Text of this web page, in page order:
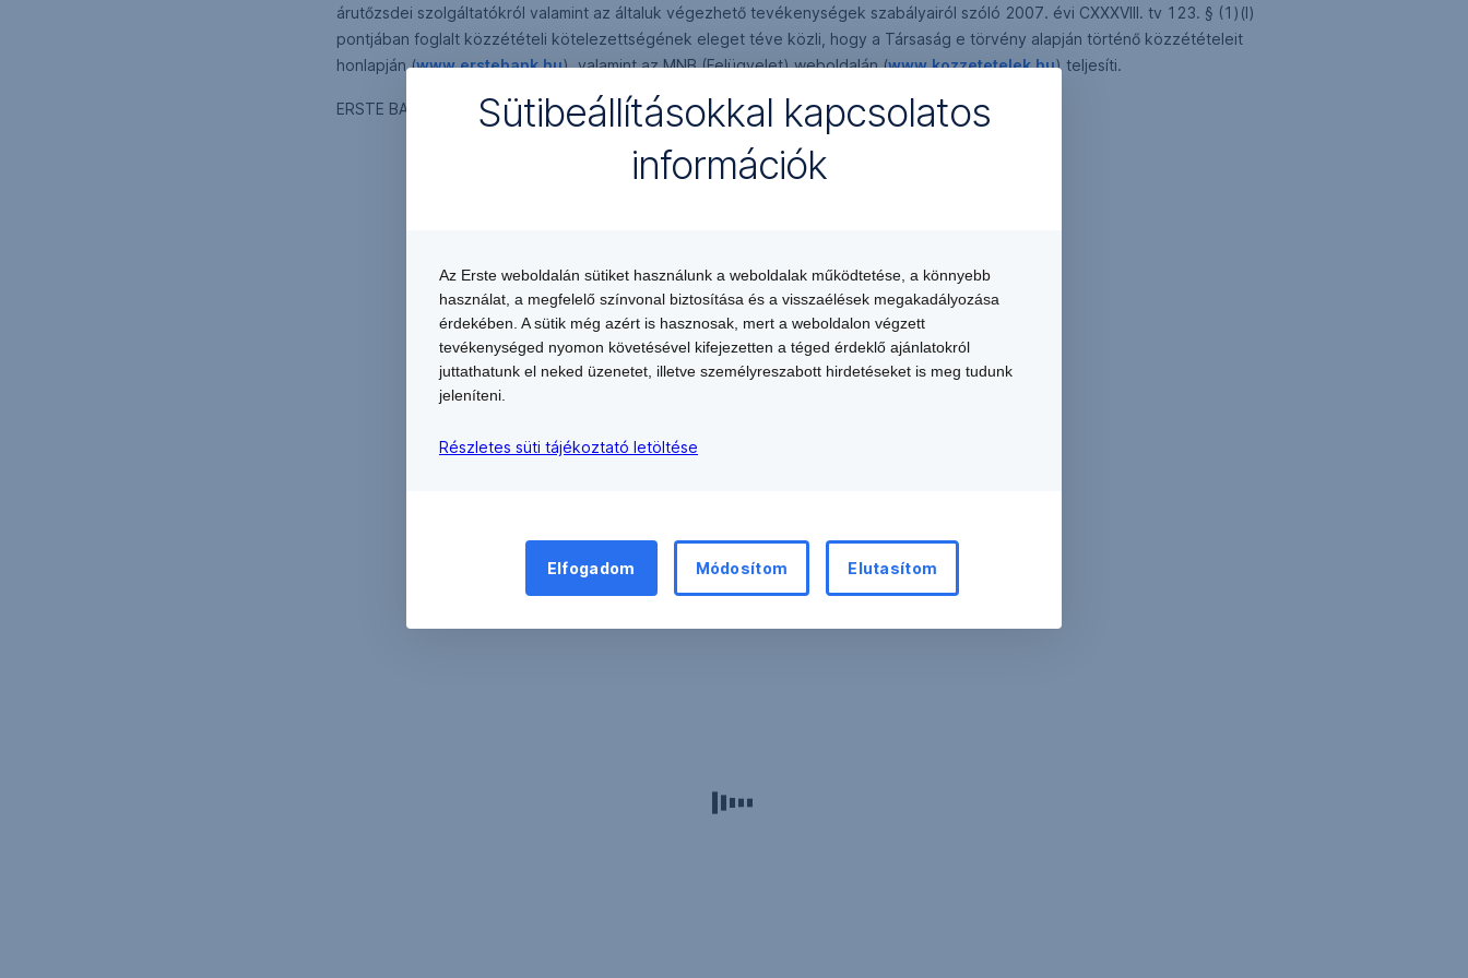
árutőzsdei szolgáltatókról valamint az általuk végezhető tevékenységek szabályairól szóló 2007. évi CXXXVIII. tv 123. § (1)(l)
pontjában foglalt közzétételi kötelezettségének eleget téve közli, hogy a Társaság e törvény alapján történő közzétételeit
honlapján (www.erstebank.hu), valamint az MNB (Felügyelet) weboldalán (www.kozzetetelek.hu) teljesíti.
ERSTE BANK HUNGARY ZRT.Sütibeállításokkal kapcsolatos
információk
Az Erste weboldalán sütiket használunk a weboldalak működtetése, a könnyebb
használat, a megfelelő színvonal biztosítása és a visszaélések megakadályozása
érdekében. A sütik még azért is hasznosak, mert a weboldalon végzett
tevékenységed nyomon követésével kifejezetten a téged érdeklő ajánlatokról
juttathatunk el neked üzenetet, illetve személyreszabott hirdetéseket is meg tudunk
jeleníteni.
Részletes süti tájékoztató letöltése
Elfogadom Módosítom Elutasítom